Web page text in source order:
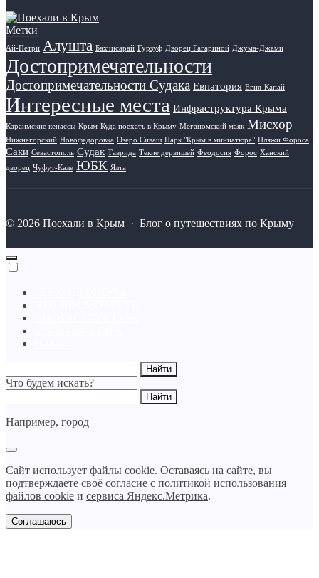
Метки
Ай-Петри Алушта Бахчисарай Гурзуф Дворец Гагариной Джума-Джами
Достопримечательности
Достопримечательности Судака Евпатория Егия-Капай
Интересные места Инфраструктура Крыма
Караимские кенассы Крым Куда поехать в Крыму Меганомский маяк Мисхор
Нижнегорский Новофедоровка Озеро Сиваш Парк "Крым в миниатюре" Пляжи Фороса
Саки Севастополь Судак Таврида Текие дервишей Феодосия Форос Ханский
дворец Чуфут-Кале ЮБК Ялта
© 2026 Поехали в Крым · Блог о путешествиях по Крыму
Что будем искать?
Например, город
Сайт использует файлы cookie. Оставаясь на сайте, вы
подтверждаете своё согласие с политикой использования
файлов cookie и сервиса Яндекс.Метрика.
Соглашаюсь